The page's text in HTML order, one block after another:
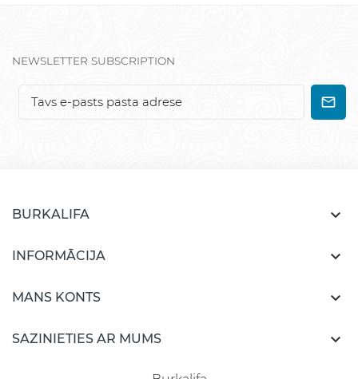
NEWSLETTER SUBSCRIPTION
BURKALIFA 
INFORMĀCIJA 
MANS KONTS 
SAZINIETIES AR MUMS 